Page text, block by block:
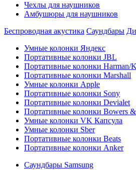
Чехлы для наушников
Амбушюры для наушников
Беспроводная акустика Саундбары
Умные колонки Яндекс
Портативные колонки JBL
Портативные колонки Harman/
Портативные колонки Marshall
Умные колонки Apple
Портативные колонки Sony
Портативные колонки Devialet
Портативные колонки Bowers
Умные колонки VK Капсула
Умные колонки Sber
Портативные колонки Beats
Портативные колонки Anker
Саундбары Samsung